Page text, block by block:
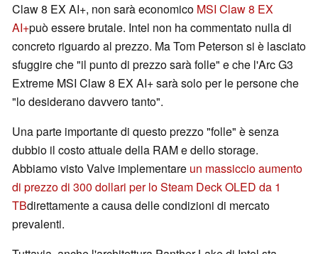
Claw 8 EX AI+, non sarà economico MSI Claw 8 EX
AI+può essere brutale. Intel non ha commentato nulla di
concreto riguardo al prezzo. Ma Tom Peterson si è lasciato
sfuggire che "il punto di prezzo sarà folle" e che l'Arc G3
Extreme MSI Claw 8 EX AI+ sarà solo per le persone che
"lo desiderano davvero tanto".
Una parte importante di questo prezzo "folle" è senza
dubbio il costo attuale della RAM e dello storage.
Abbiamo visto Valve implementare un massiccio aumento
di prezzo di 300 dollari per lo Steam Deck OLED da 1
TBdirettamente a causa delle condizioni di mercato
prevalenti.